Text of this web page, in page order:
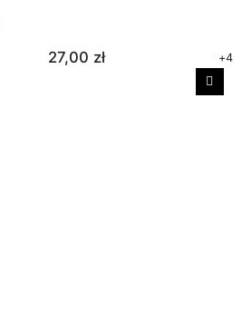
27,00 zł +4